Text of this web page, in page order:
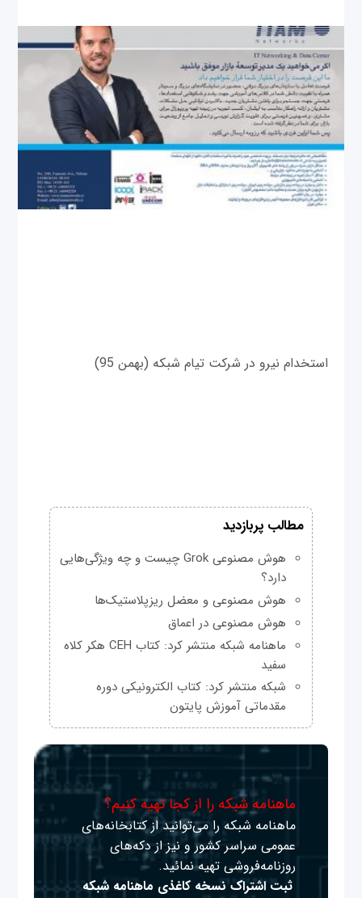
استخدام نیرو در شرکت تیام شبکه (بهمن 95)
مطالب پربازدید
هوش مصنوعی Grok چیست و چه ویژگی‌هایی
دارد؟
هوش مصنوعی و معضل ریزپلاستیک‌ها
هوش مصنوعی در اعماق
ماهنامه شبکه منتشر کرد: کتاب CEH هکر کلاه
سفید
شبکه منتشر کرد: کتاب الکترونیکی دوره
مقدماتی آموزش پایتون
ماهنامه شبکه را از کجا تهیه کنیم؟
ماهنامه شبکه را می‌توانید از کتابخانه‌های
عمومی سراسر کشور و نیز از دکه‌های
روزنامه‌فروشی تهیه نمائید.
ثبت اشتراک نسخه کاغذی ماهنامه شبکه